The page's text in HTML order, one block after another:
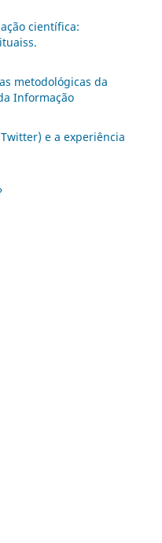
científica:
metodológicas da
Informação
e a experiência